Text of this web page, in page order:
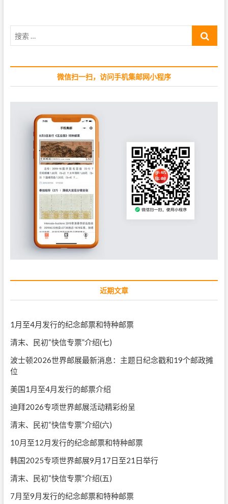
s
:
:
微信扫一扫，访问手机集邮网小程序
近期文章
1月至4月发行的纪念邮票和特种邮票
清末、民初“快信专票”介绍(七)
波士顿2026世界邮展最新消息：主题日纪念戳和19个邮政摊
位
美国1月至4月发行的邮票介绍
迪拜2026专项世界邮展活动精彩纷呈
清末、民初“快信专票”介绍(六)
10月至12月发行的纪念邮票和特种邮票
韩国2025专项世界邮展9月17日至21日举行
清末、民初“快信专票”介绍(五)
7月至9月发行的纪念邮票和特种邮票